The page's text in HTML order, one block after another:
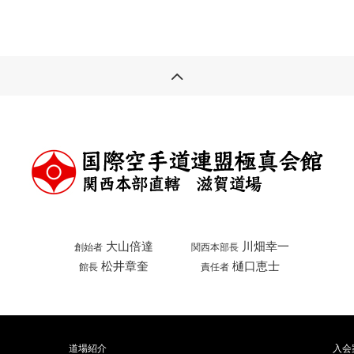
創始者 大山倍達 関西本部長 川畑幸一
館長 松井章奎 責任者 樋口恵士
道場紹介 入